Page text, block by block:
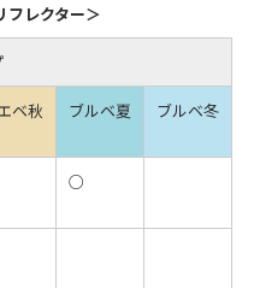
フレクター＞
ベ秋 ブルベ夏 ブルベ冬
○